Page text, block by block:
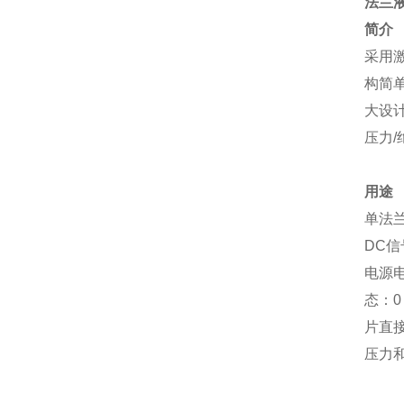
简介
采用
构简
大设
压力/
用途
单法
DC信
电源
态：
片直
压力